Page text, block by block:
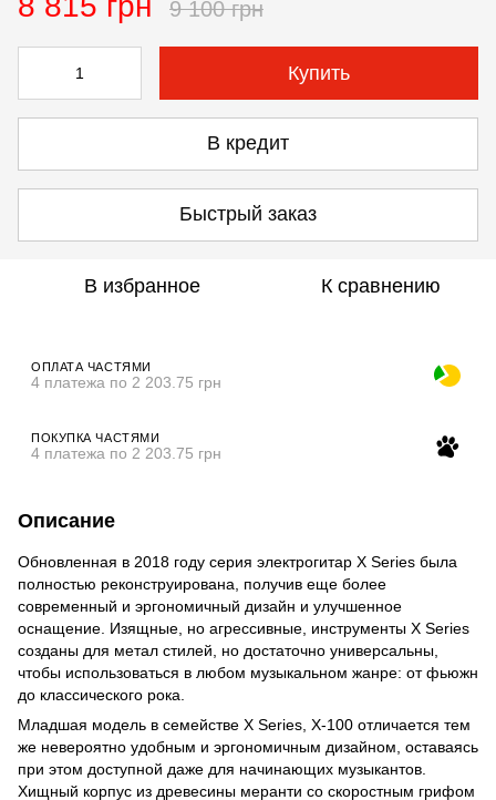
9 100 грн
Купить
В кредит
Быстрый заказ
В избранное К сравнению
ОПЛАТА ЧАСТЯМИ
4 платежа по 2 203.75 грн
ПОКУПКА ЧАСТЯМИ
4 платежа по 2 203.75 грн
Описание
Обновленная в 2018 году серия электрогитар X Series была
полностью реконструирована, получив еще более
современный и эргономичный дизайн и улучшенное
оснащение. Изящные, но агрессивные, инструменты X Series
созданы для метал стилей, но достаточно универсальны,
чтобы использоваться в любом музыкальном жанре: от фьюжн
до классического рока.
Младшая модель в семействе X Series, X-100 отличается тем
же невероятно удобным и эргономичным дизайном, оставаясь
при этом доступной даже для начинающих музыкантов.
Хищный корпус из древесины меранти со скоростным грифом